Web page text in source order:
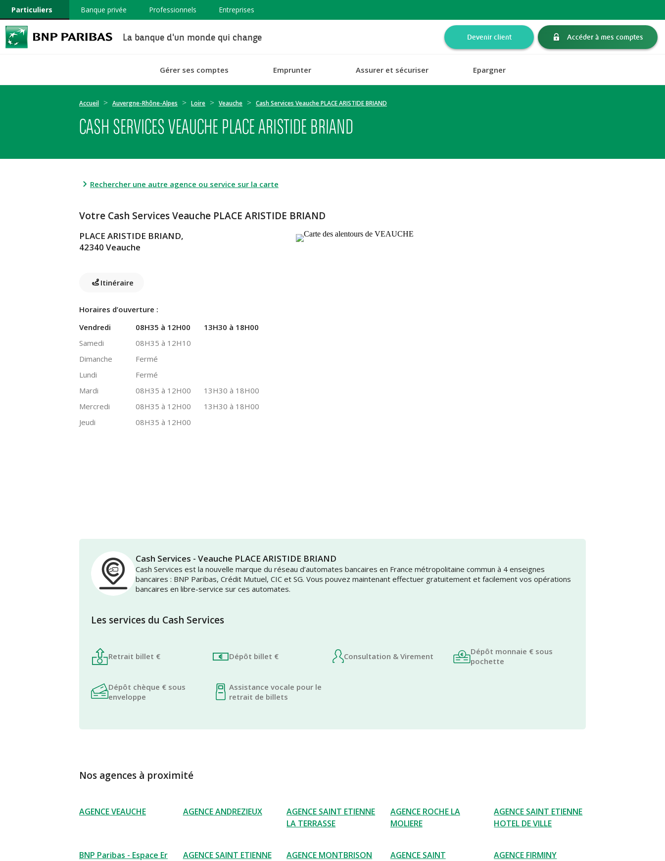
Particuliers Banque privée Professionnels Entreprises
La banque d'un monde qui change Devenir client Accéder à mes comptes
Gérer ses comptes Emprunter Assurer et sécuriser Epargner
Accueil Auvergne-Rhône-Alpes Loire Veauche Cash Services Veauche PLACE ARISTIDE BRIAND
CASH SERVICES VEAUCHE PLACE ARISTIDE BRIAND
Rechercher une autre agence ou service sur la carte
Votre Cash Services Veauche PLACE ARISTIDE BRIAND
PLACE ARISTIDE BRIAND,
42340 Veauche
Itinéraire
Horaires d’ouverture :
Vendredi
08H35 à 12H00
13H30 à 18H00
Samedi
08H35 à 12H10
Dimanche
Fermé
Lundi
Fermé
Mardi
08H35 à 12H00
13H30 à 18H00
Mercredi
08H35 à 12H00
13H30 à 18H00
Jeudi
08H35 à 12H00
Cash Services - Veauche PLACE ARISTIDE BRIAND
Cash Services est la nouvelle marque du réseau d’automates bancaires en France métropolitaine commun à 4 enseignes
bancaires : BNP Paribas, Crédit Mutuel, CIC et SG. Vous pouvez maintenant effectuer gratuitement et facilement vos opérations
bancaires en libre-service sur ces automates.
Les services du Cash Services
Retrait billet € Dépôt billet € Consultation & Virement
Dépôt monnaie € sous
pochette
Dépôt chèque € sous
enveloppe
Assistance vocale pour le
retrait de billets
Nos agences à proximité
AGENCE VEAUCHE AGENCE ANDREZIEUX
AGENCE SAINT ETIENNE
LA TERRASSE
AGENCE ROCHE LA
MOLIERE
AGENCE SAINT ETIENNE
HOTEL DE VILLE
BNP Paribas - Espace Er
AGENCE SAINT ETIENNE
AGENCE MONTBRISON
AGENCE SAINT
AGENCE FIRMINY